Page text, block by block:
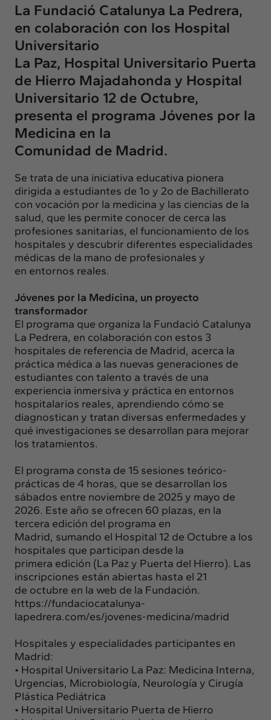
La Fundació Catalunya La Pedrera,
en colaboración con los Hospital
Universitario
La Paz, Hospital Universitario Puerta
de Hierro Majadahonda y Hospital
Universitario 12 de Octubre,
presenta el programa Jóvenes por la
Medicina en la
Comunidad de Madrid.
Se trata de una iniciativa educativa pionera
dirigida a estudiantes de 1o y 2o de Bachillerato
con vocación por la medicina y las ciencias de la
salud, que les permite conocer de cerca las
profesiones sanitarias, el funcionamiento de los
hospitales y descubrir diferentes especialidades
médicas de la mano de profesionales y
en entornos reales.
Jóvenes por la Medicina, un proyecto
transformador
El programa que organiza la Fundació Catalunya
La Pedrera, en colaboración con estos 3
hospitales de referencia de Madrid, acerca la
práctica médica a las nuevas generaciones de
estudiantes con talento a través de una
experiencia inmersiva y práctica en entornos
hospitalarios reales, aprendiendo cómo se
diagnostican y tratan diversas enfermedades y
qué investigaciones se desarrollan para mejorar
los tratamientos.
El programa consta de 15 sesiones teórico-
prácticas de 4 horas, que se desarrollan los
sábados entre noviembre de 2025 y mayo de
2026. Este año se ofrecen 60 plazas, en la
tercera edición del programa en
Madrid, sumando el Hospital 12 de Octubre a los
hospitales que participan desde la
primera edición (La Paz y Puerta del Hierro). Las
inscripciones están abiertas hasta el 21
de octubre en la web de la Fundación.
https://fundaciocatalunya-
lapedrera.com/es/jovenes-medicina/madrid
Hospitales y especialidades participantes en
Madrid:
• Hospital Universitario La Paz: Medicina Interna,
Urgencias, Microbiología, Neurología y Cirugía
Plástica Pediátrica
• Hospital Universitario Puerta de Hierro